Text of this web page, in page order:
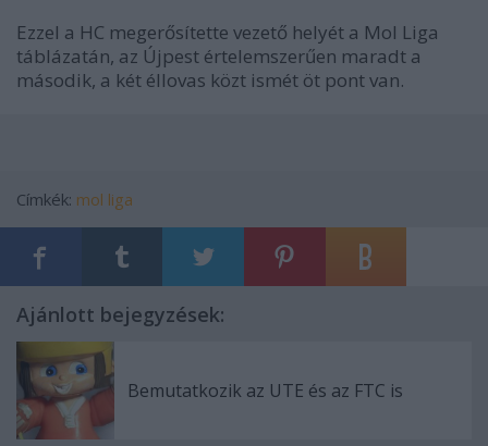
Ezzel a HC megerősítette vezető helyét a Mol Liga
táblázatán, az Újpest értelemszerűen maradt a
második, a két éllovas közt ismét öt pont van.
Címkék: mol liga
Ajánlott bejegyzések:
Bemutatkozik az UTE és az FTC is